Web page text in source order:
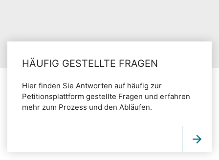
HÄUFIG GESTELLTE FRAGEN
Hier finden Sie Antworten auf häufig zur
Petitionsplattform gestellte Fragen und erfahren
mehr zum Prozess und den Abläufen.